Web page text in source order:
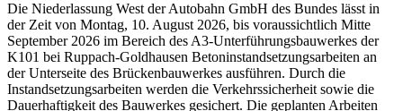
Die Niederlassung West der Autobahn GmbH des Bundes lässt in
der Zeit von Montag, 10. August 2026, bis voraussichtlich Mitte
September 2026 im Bereich des A3-Unterführungsbauwerkes der
K101 bei Ruppach-Goldhausen Betoninstandsetzungsarbeiten an
der Unterseite des Brückenbauwerkes ausführen. Durch die
Instandsetzungsarbeiten werden die Verkehrssicherheit sowie die
Dauerhaftigkeit des Bauwerkes gesichert. Die geplanten Arbeiten